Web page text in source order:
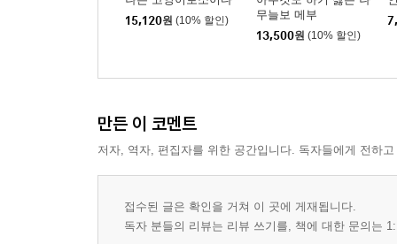
15,120원 (10% 할인)
무늘보 메부
13,500원 (10% 할인)
만든 이 코멘트
저자, 역자, 편집자를 위한 공간입니다. 독자들에게 전하
접수된 글은 확인을 거쳐 이 곳에 게재됩니다.
독자 분들의 리뷰는 리뷰 쓰기를, 책에 대한 문의는